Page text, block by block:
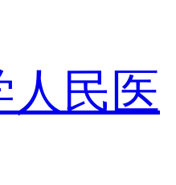
人民医